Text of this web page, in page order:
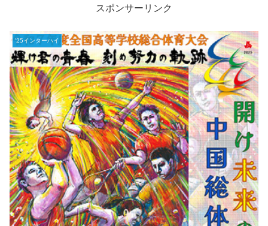
スポンサーリンク
'25インターハイ